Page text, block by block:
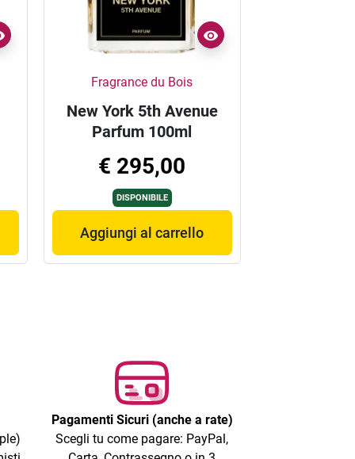
Fragrance du Bois
New York 5th Avenue
Parfum 100ml
€ 295,00
DISPONIBILE
Aggiungi al carrello
Pagamenti Sicuri (anche a rate)
Scegli tu come pagare: PayPal,